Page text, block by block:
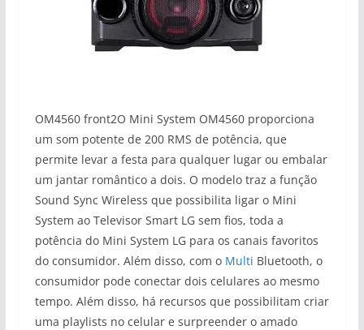
OM4560 front2O Mini System OM4560 proporciona
um som potente de 200 RMS de potência, que
permite levar a festa para qualquer lugar ou embalar
um jantar romântico a dois. O modelo traz a função
Sound Sync Wireless que possibilita ligar o Mini
System ao Televisor Smart LG sem fios, toda a
potência do Mini System LG para os canais favoritos
do consumidor. Além disso, com o Multi Bluetooth, o
consumidor pode conectar dois celulares ao mesmo
tempo. Além disso, há recursos que possibilitam criar
uma playlists no celular e surpreender o amado